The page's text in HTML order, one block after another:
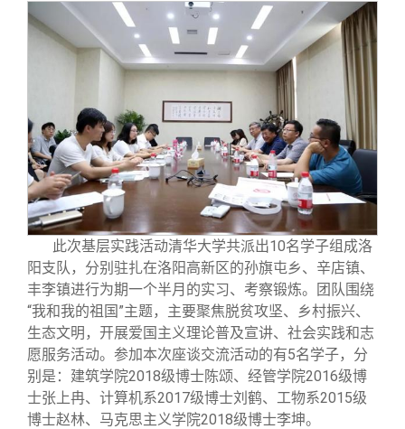
制度法规
联系我们
此次基层实践活动清华大学共派出10名学子组成洛
阳支队，分别驻扎在洛阳高新区的孙旗屯乡、辛店镇、
丰李镇进行为期一个半月的实习、考察锻炼。团队围绕
“我和我的祖国”主题，主要聚焦脱贫攻坚、乡村振兴、
生态文明，开展爱国主义理论普及宣讲、社会实践和志
愿服务活动。参加本次座谈交流活动的有5名学子，分
别是：建筑学院2018级博士陈颂、经管学院2016级博
士张上冉、计算机系2017级博士刘鹤、工物系2015级
博士赵林、马克思主义学院2018级博士李坤。